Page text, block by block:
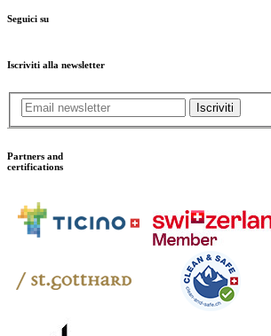
Seguici su
Iscriviti alla newsletter
Iscriviti
Partners and
certifications